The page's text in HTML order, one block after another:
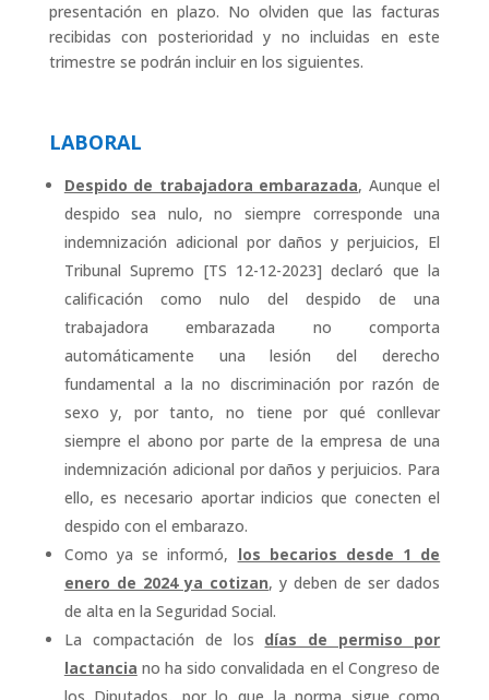
presentación en plazo. No olviden que las facturas
recibidas con posterioridad y no incluidas en este
trimestre se podrán incluir en los siguientes.
LABORAL
Despido de trabajadora embarazada, Aunque el
despido sea nulo, no siempre corresponde una
indemnización adicional por daños y perjuicios, El
Tribunal Supremo [TS 12-12-2023] declaró que la
calificación como nulo del despido de una
trabajadora embarazada no comporta
automáticamente una lesión del derecho
fundamental a la no discriminación por razón de
sexo y, por tanto, no tiene por qué conllevar
siempre el abono por parte de la empresa de una
indemnización adicional por daños y perjuicios. Para
ello, es necesario aportar indicios que conecten el
despido con el embarazo.
Como ya se informó, los becarios desde 1 de
enero de 2024 ya cotizan, y deben de ser dados
de alta en la Seguridad Social.
La compactación de los días de permiso por
lactancia no ha sido convalidada en el Congreso de